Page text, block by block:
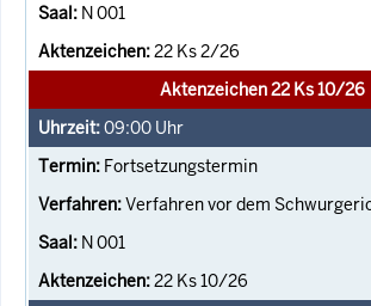
N 001
22 Ks 2/26
Aktenzeichen 22 Ks 10/26
09:00 Uhr
Fortsetzungstermin
Verfahren vor dem
N 001
22 Ks 10/26